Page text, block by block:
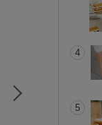
4
5